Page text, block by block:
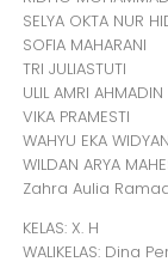
SELYA OKTA NUR
SOFIA MAHARANI
TRI JULIASTUTI
ULIL AMRI AHMADIN
VIKA PRAMESTI
WAHYU EKA
WILDAN ARYA
Zahra Aulia
KELAS: X. H
WALIKELAS: Dina